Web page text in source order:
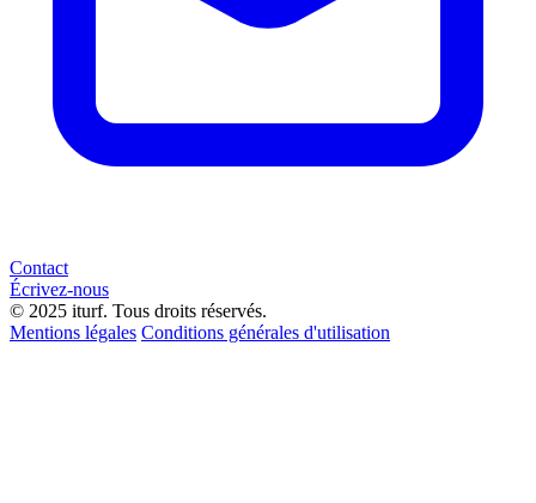
Contact
Écrivez-nous
© 2025 iturf. Tous droits réservés.
Mentions légales Conditions générales d'utilisation